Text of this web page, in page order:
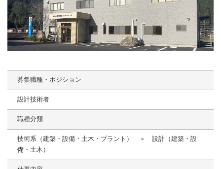
募集職種・ポジション
設計技術者
職種分類
技術系（建築・設備・土木・プラント） ＞ 設計（建築・設
備・土木）